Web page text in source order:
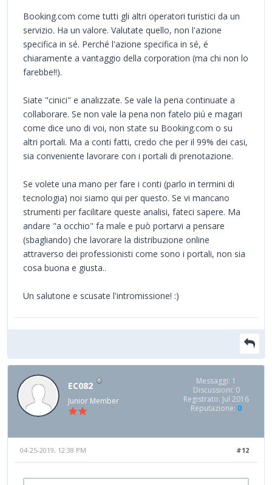
Booking.com come tutti gli altri operatori turistici da un
servizio. Ha un valore. Valutate quello, non l'azione
specifica in sé. Perché l'azione specifica in sé, é
chiaramente a vantaggio della corporation (ma chi non lo
farebbe!!).
Siate "cinici" e analizzate. Se vale la pena continuate a
collaborare. Se non vale la pena non fatelo piú e magari
come dice uno di voi, non state su Booking.com o su
altri portali. Ma a conti fatti, credo che per il 99% dei casi,
sia conveniente lavorare con i portali di prenotazione.
Se volete una mano per fare i conti (parlo in termini di
tecnologia) noi siamo qui per questo. Se vi mancano
strumenti per facilitare queste analisi, fateci sapere. Ma
andare "a occhio" fa male e può portarvi a pensare
(sbagliando) che lavorare la distribuzione online
attraverso dei professionisti come sono i portali, non sia
cosa buona e giusta..
Un salutone e scusate l'intromissione! :)
EC082
Junior Member
Messaggi: 1
Discussioni: 0
Registrato: Jul 2016
Reputazione: 0
#12
04-25-2019, 12:38 PM